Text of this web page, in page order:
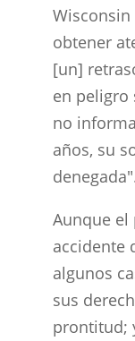
Wisconsin
obtener
[un]
en peligro
no
años, su
Aunque
accidente
algunos
sus
prontitud;